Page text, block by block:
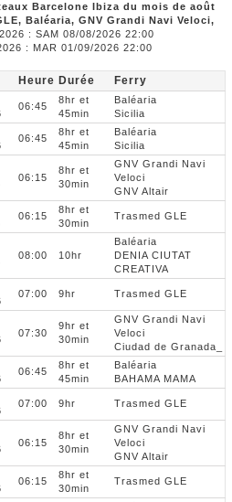
Barcelone Ibiza du mois de août
Baléaria, GNV Grandi Navi Veloci,
: SAM 08/08/2026 22:00
: MAR 01/09/2026 22:00
Heure Durée Ferry
06:45
8hr et
45min
Baléaria
Sicilia
06:45
8hr et
45min
Baléaria
Sicilia
06:15
8hr et
30min
GNV Grandi Navi
Veloci
GNV Altair
06:15
8hr et
30min
Trasmed GLE
08:00 10hr
Baléaria
DENIA CIUTAT
CREATIVA
07:00 9hr Trasmed GLE
07:30
9hr et
30min
GNV Grandi Navi
Veloci
Ciudad de Granada_
06:45
8hr et
45min
Baléaria
BAHAMA MAMA
07:00 9hr Trasmed GLE
06:15
8hr et
30min
GNV Grandi Navi
Veloci
GNV Altair
06:15
8hr et
30min
Trasmed GLE